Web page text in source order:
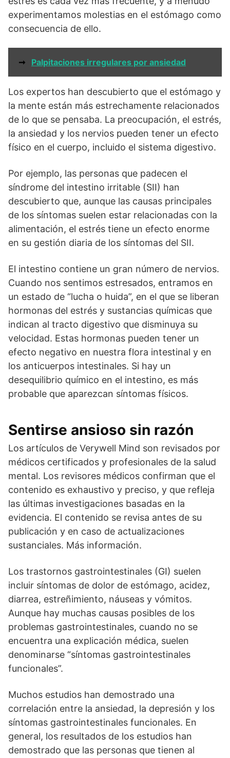
experimentamos molestias en el estómago como
consecuencia de ello.
➞ Palpitaciones irregulares por ansiedad
Los expertos han descubierto que el estómago y
la mente están más estrechamente relacionados
de lo que se pensaba. La preocupación, el estrés,
la ansiedad y los nervios pueden tener un efecto
físico en el cuerpo, incluido el sistema digestivo.
Por ejemplo, las personas que padecen el
síndrome del intestino irritable (SII) han
descubierto que, aunque las causas principales
de los síntomas suelen estar relacionadas con la
alimentación, el estrés tiene un efecto enorme
en su gestión diaria de los síntomas del SII.
El intestino contiene un gran número de nervios.
Cuando nos sentimos estresados, entramos en
un estado de “lucha o huida”, en el que se liberan
hormonas del estrés y sustancias químicas que
indican al tracto digestivo que disminuya su
velocidad. Estas hormonas pueden tener un
efecto negativo en nuestra flora intestinal y en
los anticuerpos intestinales. Si hay un
desequilibrio químico en el intestino, es más
probable que aparezcan síntomas físicos.
Sentirse ansioso sin razón
Los artículos de Verywell Mind son revisados por
médicos certificados y profesionales de la salud
mental. Los revisores médicos confirman que el
contenido es exhaustivo y preciso, y que refleja
las últimas investigaciones basadas en la
evidencia. El contenido se revisa antes de su
publicación y en caso de actualizaciones
sustanciales. Más información.
Los trastornos gastrointestinales (GI) suelen
incluir síntomas de dolor de estómago, acidez,
diarrea, estreñimiento, náuseas y vómitos.
Aunque hay muchas causas posibles de los
problemas gastrointestinales, cuando no se
encuentra una explicación médica, suelen
denominarse “síntomas gastrointestinales
funcionales”.
Muchos estudios han demostrado una
correlación entre la ansiedad, la depresión y los
síntomas gastrointestinales funcionales. En
general, los resultados de los estudios han
demostrado que las personas que tienen al